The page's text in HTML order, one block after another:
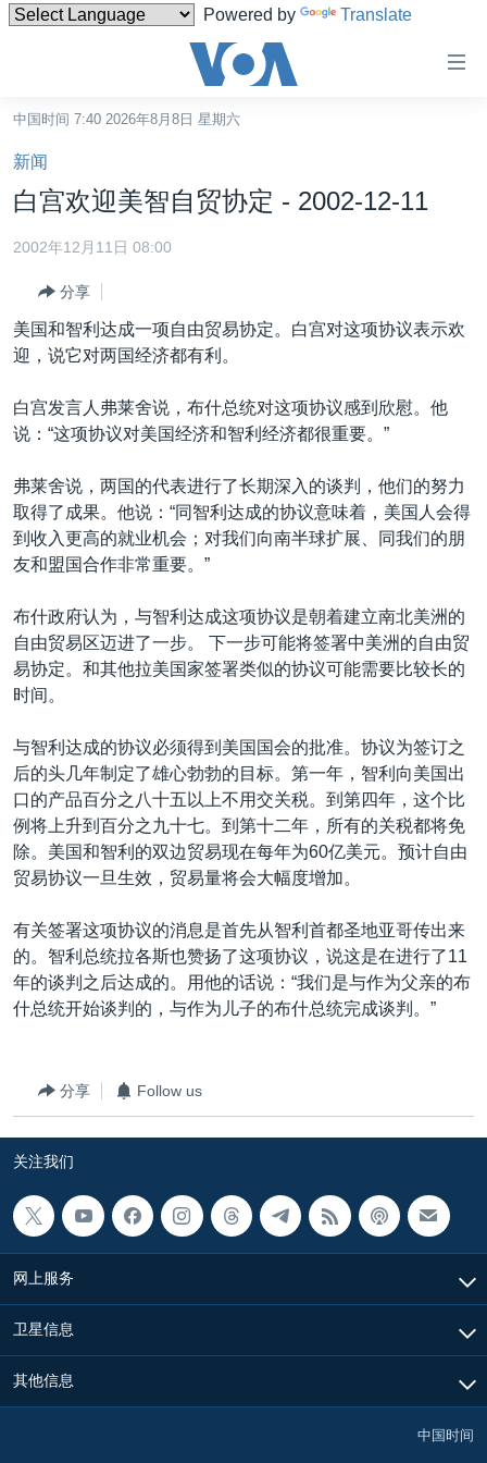
Powered by Translate
碍
链
接
跳
转
容
跳
导
转
到
港澳
国际
印太
欧洲
非洲
美洲
全球议题
经济·金融·贸易
科教·文娱·体健
军事
劳工
环境
美中关系
白宫要闻
国会报道
美中关系
美国建国250周年
埃博拉疫情
美国之音专访
台海两岸关系
南中国海争端
关注西藏
关注新疆
GEN Z 看美国
VOA视频
VOA今日焦点
中文广播
关注我们
其他语言网站
中国时间 7:40 2026年8月8日 星期六
新闻
白宫欢迎美智自贸协定 - 2002-12-11
2002年12月11日 08:00
分享
美国和智利达成一项自由贸易协定。白宫对这项协议表示欢
迎，说它对两国经济都有利。
白宫发言人弗莱舍说，布什总统对这项协议感到欣慰。他
说：“这项协议对美国经济和智利经济都很重要。”
弗莱舍说，两国的代表进行了长期深入的谈判，他们的努力
取得了成果。他说：“同智利达成的协议意味着，美国人会得
到收入更高的就业机会；对我们向南半球扩展、同我们的朋
友和盟国合作非常重要。”
布什政府认为，与智利达成这项协议是朝着建立南北美洲的
自由贸易区迈进了一步。 下一步可能将签署中美洲的自由贸
易协定。和其他拉美国家签署类似的协议可能需要比较长的
时间。
与智利达成的协议必须得到美国国会的批准。协议为签订之
后的头几年制定了雄心勃勃的目标。第一年，智利向美国出
口的产品百分之八十五以上不用交关税。到第四年，这个比
例将上升到百分之九十七。到第十二年，所有的关税都将免
除。美国和智利的双边贸易现在每年为60亿美元。预计自由
贸易协议一旦生效，贸易量将会大幅度增加。
有关签署这项协议的消息是首先从智利首都圣地亚哥传出来
的。智利总统拉各斯也赞扬了这项协议，说这是在进行了11
年的谈判之后达成的。用他的话说：“我们是与作为父亲的布
什总统开始谈判的，与作为儿子的布什总统完成谈判。”
分享 Follow us
关注我们
网上服务
卫星信息
其他信息
中国时间